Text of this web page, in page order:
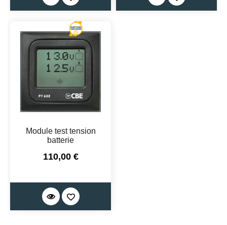
Module test tension
batterie
Prix
110,00 €